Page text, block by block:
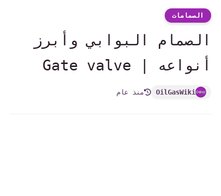
الصمامات
الصمام البوابي وأبرز
أنواعه | Gate valve
OilGasWiki منذ عام